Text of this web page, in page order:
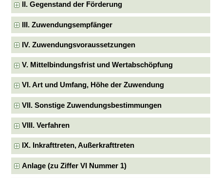
II. Gegenstand der Förderung
III. Zuwendungsempfänger
IV. Zuwendungsvoraussetzungen
V. Mittelbindungsfrist und Wertabschöpfung
VI. Art und Umfang, Höhe der Zuwendung
VII. Sonstige Zuwendungsbestimmungen
VIII. Verfahren
IX. Inkrafttreten, Außerkrafttreten
Anlage (zu Ziffer VI Nummer 1)